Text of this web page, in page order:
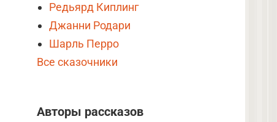
Редьярд Киплинг
Джанни Родари
Шарль Перро
Все сказочники
Авторы рассказов